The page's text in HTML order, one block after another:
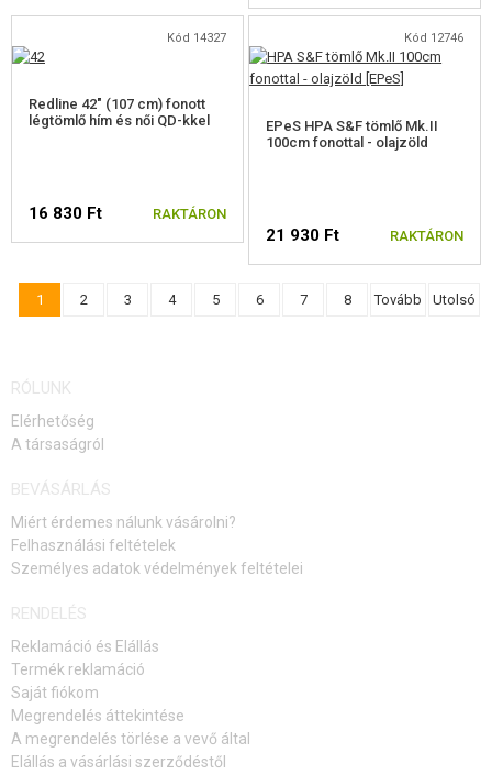
Kód 14327
Redline 42" (107 cm) fonott
légtömlő hím és női QD-kkel
16 830 Ft RAKTÁRON
Kód 12746
EPeS HPA S&F tömlő Mk.II
100cm fonottal - olajzöld
21 930 Ft RAKTÁRON
1 2 3 4 5 6 7 8 Tovább Utolsó
RÓLUNK
Elérhetőség
A társaságról
BEVÁSÁRLÁS
Miért érdemes nálunk vásárolni?
Felhasználási feltételek
Személyes adatok védelmények feltételei
RENDELÉS
Reklamáció és Elállás
Termék reklamáció
Saját fiókom
Megrendelés áttekintése
A megrendelés törlése a vevő által
Elállás a vásárlási szerződéstől